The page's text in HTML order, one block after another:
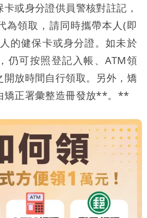
或身分證供員警核對註記，
為領取，請同時攜帶本人(即
的健保卡或身分證。如未於
仍可按照登記入帳、ATM領
開放時間自行領取。另外，矯
矯正署彙整造冊發放**。**